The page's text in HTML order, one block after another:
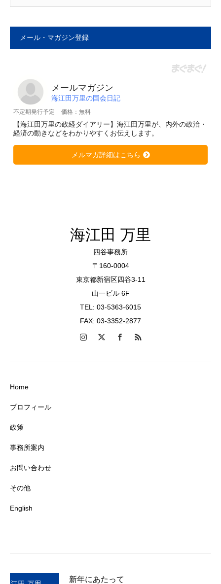
メール・マガジン登録
メールマガジン
海江田万里の国会日記
不定期発行予定 価格：無料
【海江田万里の政経ダイアリー】海江田万里が、内外の政治・
経済の動きなどをわかりやすくお伝えします。
メルマガ詳細はこちら
海江田 万里
四谷事務所
〒160-0004
東京都新宿区四谷3-11
山一ビル 6F
TEL: 03-5363-6015
FAX: 03-3352-2877
Home
プロフィール
政策
事務所案内
お問い合わせ
その他
English
新年にあたって